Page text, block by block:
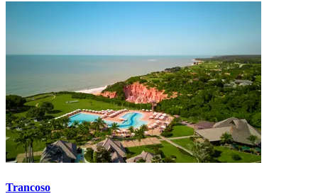
Trancoso